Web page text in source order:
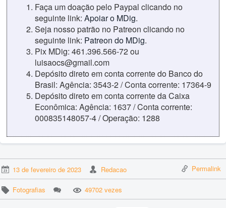
Faça um doação pelo Paypal clicando no
seguinte link: Apoiar o MDig.
Seja nosso patrão no Patreon clicando no
seguinte link: Patreon do MDig.
Pix MDig: 461.396.566-72 ou
luisaocs@gmail.com
Depósito direto em conta corrente do Banco do
Brasil: Agência: 3543-2 / Conta corrente: 17364-9
Depósito direto em conta corrente da Caixa
Econômica: Agência: 1637 / Conta corrente:
000835148057-4 / Operação: 1288
13 de fevereiro de 2023 Redacao Permalink
Fotografias 49702 vezes